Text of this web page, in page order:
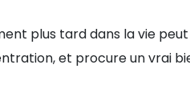
plus tard dans la vie
et procure un vrai